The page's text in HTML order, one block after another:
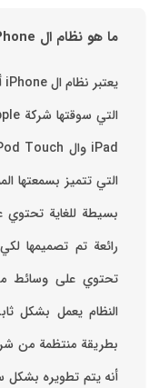
ما هو نظام ال iPhone
بسيطة للغاية تحتوي
رائعة تم تصميمها
تحتوي على وسائط
‏النظام يعمل بشكل
أنه يتم تطويره بشكل